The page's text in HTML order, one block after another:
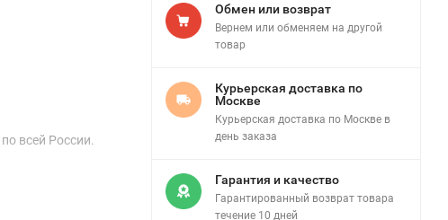
всей России.
Обмен или возврат
Вернем или обменяем на другой
товар
Курьерская доставка по
Москве
Курьерская доставка по Москве в
день заказа
Гарантия и качество
Гарантированный возврат товара
течение 10 дней